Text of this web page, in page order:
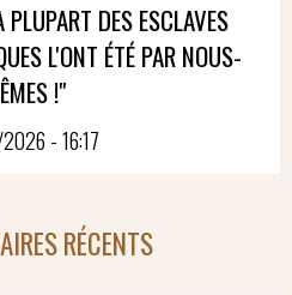
DES ESCLAVES
L'ONT ÉTÉ PAR NOUS-
!"
- 16:17
RÉCENTS